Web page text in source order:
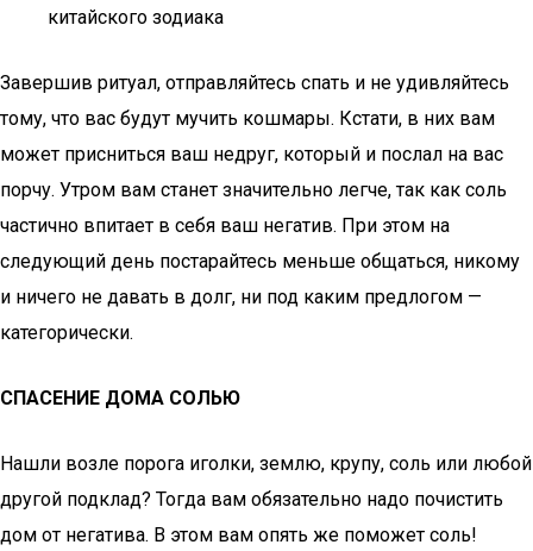
китайского зодиака
Завершив ритуал, отправляйтесь спать и не удивляйтесь
тому, что вас будут мучить кошмары. Кстати, в них вам
может присниться ваш недруг, который и послал на вас
порчу. Утром вам станет значительно легче, так как соль
частично впитает в себя ваш негатив. При этом на
следующий день постарайтесь меньше общаться, никому
и ничего не давать в долг, ни под каким предлогом —
категорически.
СПАСЕНИЕ ДОМА СОЛЬЮ
Нашли возле порога иголки, землю, крупу, соль или любой
другой подклад? Тогда вам обязательно надо почистить
дом от негатива. В этом вам опять же поможет соль!